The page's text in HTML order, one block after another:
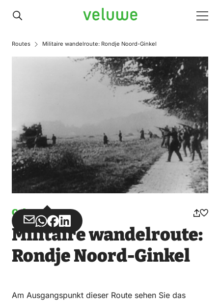
Veluwe
Routes Militaire wandelroute: Rondje Noord-Ginkel
Gehen
Teilen
über
Teilen
über
WhatsApp
Teilen
auf
Facebook
Teilen
auf
LinkedIn
Militaire wandelroute:
Rondje Noord-Ginkel
Am Ausgangspunkt dieser Route sehen Sie das